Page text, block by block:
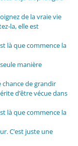
de la vraie vie
la, elle est
là que commence la
manière
chance de grandir
d’être vécue dans
là que commence la
C’est juste une